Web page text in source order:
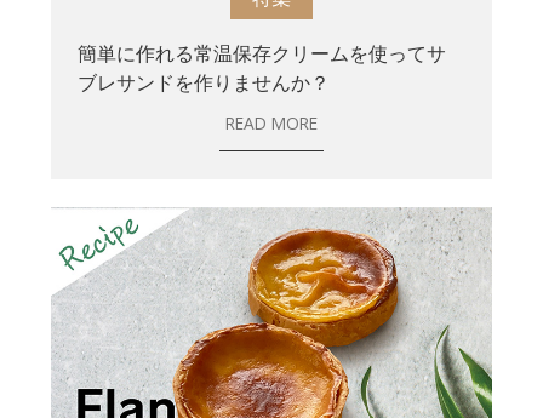
簡単に作れる常温保存クリームを使ってサ
ブレサンドを作りませんか？
READ MORE